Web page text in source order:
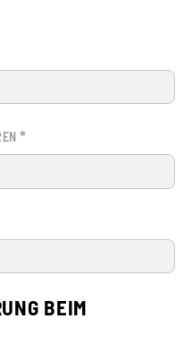
*
BEIM